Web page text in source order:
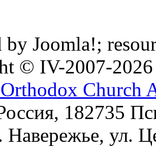
by Joomla!;
© IV-2007-2026
Church
182735
Навережье, ул.